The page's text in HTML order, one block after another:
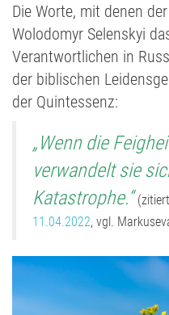
Die Worte, mit denen
Wolodomyr Selenskyi
Verantwortlichen in
der biblischen
der Quintessenz:
„Wenn die
verwandelt sie
Katastrophe.“
11.04.2022, vgl.